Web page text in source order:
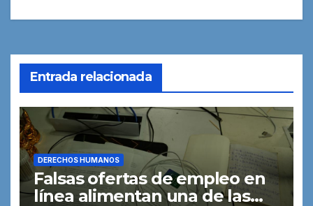
Entrada relacionada
DERECHOS HUMANOS
Falsas ofertas de empleo en
línea alimentan una de las